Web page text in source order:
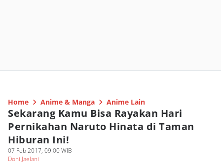
Home Anime & Manga Anime Lain
Sekarang Kamu Bisa Rayakan Hari
Pernikahan Naruto Hinata di Taman
Hiburan Ini!
07 Feb 2017, 09:00 WIB
Doni Jaelani